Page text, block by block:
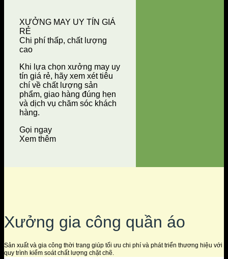
XƯỞNG MAY UY TÍN GIÁ
RẺ
Chi phí thấp, chất lượng
cao
Khi lựa chọn xưởng may uy
tín giá rẻ, hãy xem xét tiêu
chí về chất lượng sản
phẩm, giao hàng đúng hẹn
và dịch vụ chăm sóc khách
hàng.
Gọi ngay
Xem thêm
Xưởng gia công quần áo
Sản xuất và gia công thời trang giúp tối ưu chi phí và phát triển thương hiệu với
quy trình kiểm soát chất lượng chặt chẽ.